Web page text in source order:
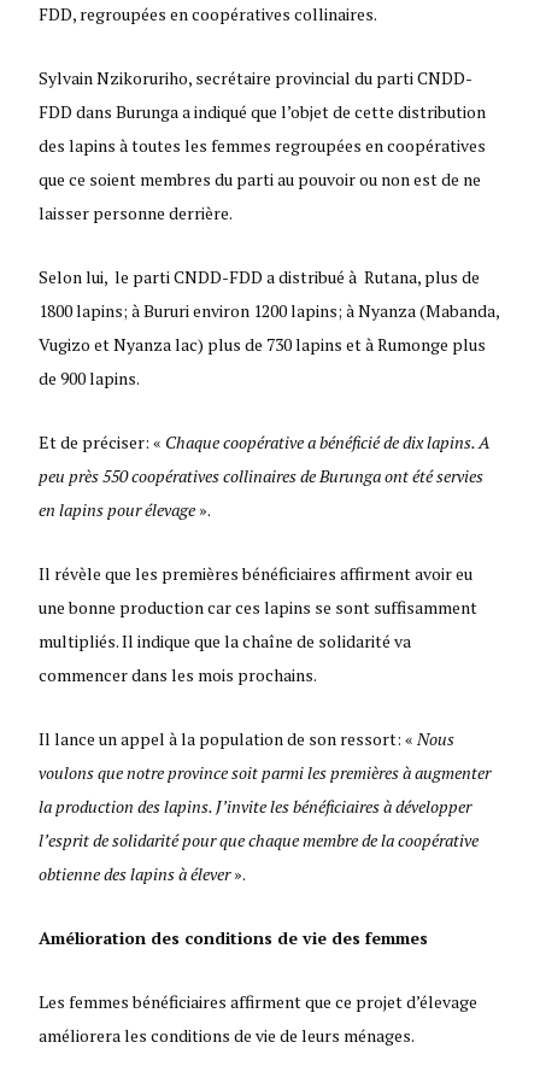
FDD, regroupées en coopératives collinaires.
Sylvain Nzikoruriho, secrétaire provincial du parti CNDD-
FDD dans Burunga a indiqué que l’objet de cette distribution
des lapins à toutes les femmes regroupées en coopératives
que ce soient membres du parti au pouvoir ou non est de ne
laisser personne derrière.
Selon lui, le parti CNDD-FDD a distribué à Rutana, plus de
1800 lapins; à Bururi environ 1200 lapins; à Nyanza (Mabanda,
Vugizo et Nyanza lac) plus de 730 lapins et à Rumonge plus
de 900 lapins.
Et de préciser: « Chaque coopérative a bénéficié de dix lapins. A
peu près 550 coopératives collinaires de Burunga ont été servies
en lapins pour élevage ».
Il révèle que les premières bénéficiaires affirment avoir eu
une bonne production car ces lapins se sont suffisamment
multipliés. Il indique que la chaîne de solidarité va
commencer dans les mois prochains.
Il lance un appel à la population de son ressort: « Nous
voulons que notre province soit parmi les premières à augmenter
la production des lapins. J’invite les bénéficiaires à développer
l’esprit de solidarité pour que chaque membre de la coopérative
obtienne des lapins à élever».
Amélioration des conditions de vie des femmes
Les femmes bénéficiaires affirment que ce projet d’élevage
améliorera les conditions de vie de leurs ménages.